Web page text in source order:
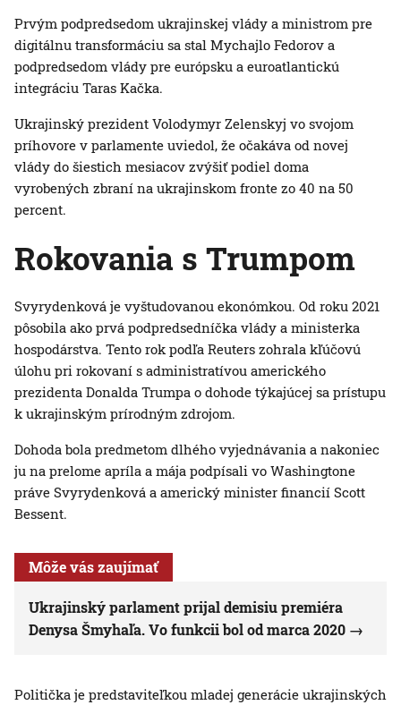
Prvým podpredsedom ukrajinskej vlády a ministrom pre
digitálnu transformáciu sa stal Mychajlo Fedorov a
podpredsedom vlády pre európsku a euroatlantickú
integráciu Taras Kačka.
Ukrajinský prezident Volodymyr Zelenskyj vo svojom
príhovore v parlamente uviedol, že očakáva od novej
vlády do šiestich mesiacov zvýšiť podiel doma
vyrobených zbraní na ukrajinskom fronte zo 40 na 50
percent.
Rokovania s Trumpom
Svyrydenková je vyštudovanou ekonómkou. Od roku 2021
pôsobila ako prvá podpredsedníčka vlády a ministerka
hospodárstva. Tento rok podľa Reuters zohrala kľúčovú
úlohu pri rokovaní s administratívou amerického
prezidenta Donalda Trumpa o dohode týkajúcej sa prístupu
k ukrajinským prírodným zdrojom.
Dohoda bola predmetom dlhého vyjednávania a nakoniec
ju na prelome apríla a mája podpísali vo Washingtone
práve Svyrydenková a americký minister financií Scott
Bessent.
Môže vás zaujímať
Ukrajinský parlament prijal demisiu premiéra
Denysa Šmyhaľa. Vo funkcii bol od marca 2020
Politička je predstaviteľkou mladej generácie ukrajinských